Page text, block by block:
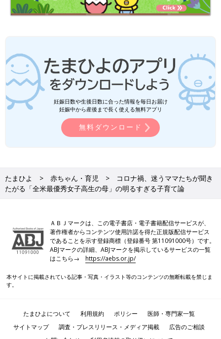
楽天ブックスで見る
娘さんが「全米最優秀女子高生コンクール」で
優勝したことを機に、自身の子育て法を書いた
「世界最高の子育て（ダイヤモンド社）」がベ
ストセラーとなった、今話題のライフコーチ・
ボーク重子さん。ボークさんも子育て中はたく
さん悩み、葛藤（かっとう）した経験があるそ
う。育児中のママの悩みについて、ご自身の子
育て体験をふまえながら、解答してもらいまし
た。
妊娠日数や生後日数に合った情報を毎日お届け
妊娠中から産後まで長く使える無料アプリ
無料ダウンロード
たまひよ 赤ちゃん・育児
コロナ禍、迷うママたちが聞き
たがる「全米最優秀女子高生の母」の明るすぎる子育て論
ＡＢＪマークは、この電子書店・電子書籍配信サービスが、
著作権者からコンテンツ使用許諾を得た正規版配信サービス
であることを示す登録商標（登録番号 第11091000号）です。
ABJマークの詳細、ABJマークを掲示しているサービスの一覧
はこちら→https://aebs.or.jp/
本サイトに掲載されている記事・写真・イラスト等のコンテンツの無断転載を禁じま
す。
たまひよについて 利用規約 ポリシー
医師・専門家一覧
サイトマップ
調査・プレスリリース・メディア掲載
広告のご相談